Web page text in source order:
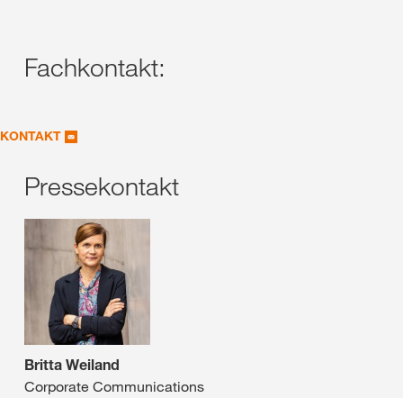
Fachkontakt:
KONTAKT
Pressekontakt
Britta Weiland
Corporate Communications